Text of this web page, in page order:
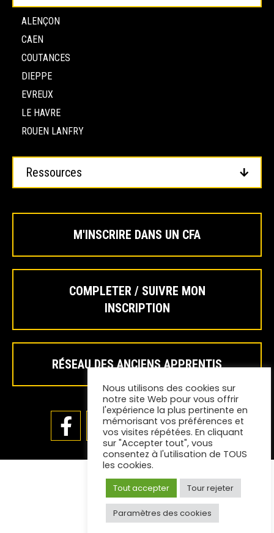
ALENÇON
CAEN
COUTANCES
DIEPPE
EVREUX
LE HAVRE
ROUEN LANFRY
Ressources
M'INSCRIRE DANS UN CFA
COMPLETER / SUIVRE MON
INSCRIPTION
RÉSEAU DES ANCIENS APPRENTIS
Nous utilisons des cookies sur
notre site Web pour vous offrir
l'expérience la plus pertinente en
mémorisant vos préférences et
vos visites répétées. En cliquant
sur "Accepter tout", vous
consentez à l'utilisation de TOUS
les cookies.
Tout accepter Tour rejeter
Paramètres des cookies